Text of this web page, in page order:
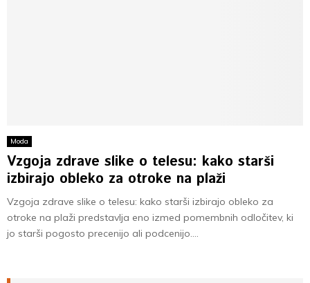
Moda
Vzgoja zdrave slike o telesu: kako starši
izbirajo obleko za otroke na plaži
Vzgoja zdrave slike o telesu: kako starši izbirajo obleko za
otroke na plaži predstavlja eno izmed pomembnih odločitev, ki
jo starši pogosto precenijo ali podcenijo....